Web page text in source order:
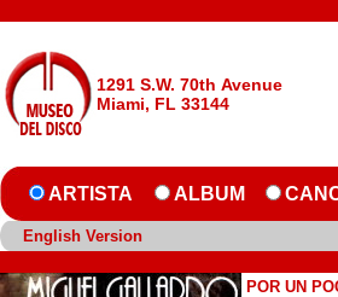
1291 S.W. 70th Avenue
Miami, FL 33144
ARTISTA ALBUM
English Version
POR UN